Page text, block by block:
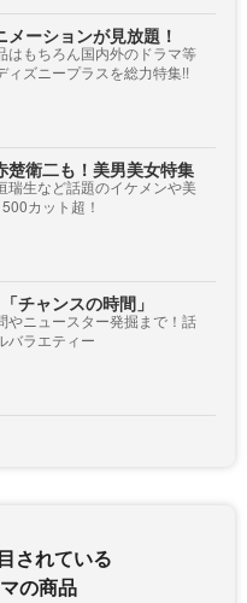
メーションが見放題！
はもちろん国内外のドラマ等
ィズニープラスを総力特集!!
楚衛二も！美男美女特集
瑞生など話題のイケメンや美
カット超！
チャンスの時間」
やニュースター発掘まで！話
バラエティー
されている
の商品